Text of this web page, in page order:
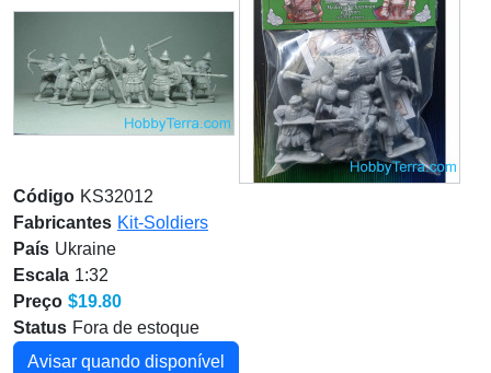
Código KS32012
Fabricantes Kit-Soldiers
País Ukraine
Escala 1:32
Preço $19.80
Status Fora de estoque
Avisar quando disponível